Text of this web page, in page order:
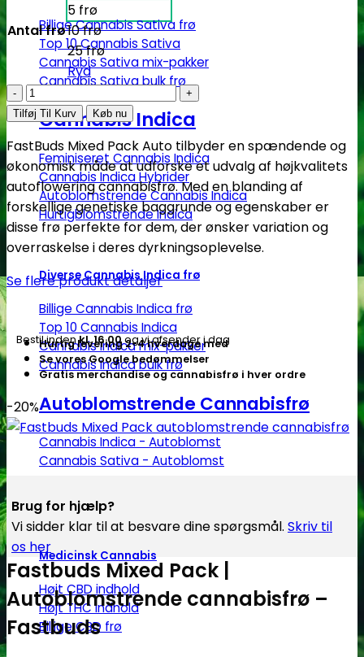
Billige Cannabis Sativa frø
Top 10 Cannabis Sativa
Cannabis Sativa mix-pakker
Cannabis Sativa bulk frø
Cannabis Indica
Feminiseret Cannabis Indica
Cannabis Indica Hybrider
Autoblomstrende Cannabis Indica
Hurtigblomstrende Indica
Diverse Cannabis Indica frø
Billige Cannabis Indica frø
Top 10 Cannabis Indica
Cannabis Indica mix-pakker
Cannabis Indica bulk frø
Autoblomstrende Cannabisfrø
Cannabis Indica - Autoblomst
Cannabis Sativa - Autoblomst
Medicinsk Cannabis
Højt CBD indhold
Højt THC indhold
Billige CBD frø
Antal frø
5 frø
10 frø
25 frø
Ryd
Fastbuds
Mixed
Pack
|
Autoblomstrende
cannabisfrø
-
Fastbuds
antal
Tilføj Til Kurv Køb nu
FastBuds Mixed Pack Auto tilbyder en spændende og
økonomisk måde at udforske et udvalg af højkvalitets
autoflowering cannabisfrø.Med en blanding af
forskellige genetiske baggrunde og egenskaber er
disse frø perfekte for dem, der ønsker variation og
overraskelse i deres dyrkningsoplevelse.
Se flere produkt detaljer
Bestil indenkl. 16.00og vi afsender i dag
Hurtig levering 2-4 hverdage med
Se vores Google bedømmelser
Gratis merchandise og cannabisfrø i hver ordre
-20%
Brug for hjælp?
Vi sidder klar til at besvare dine spørgsmål. Skriv til
os her
Fastbuds Mixed Pack |
Autoblomstrende cannabisfrø –
Fastbuds